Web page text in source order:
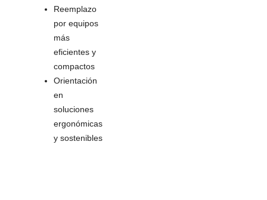
Reemplazo
por equipos
más
eficientes y
compactos
Orientación
en
soluciones
ergonómicas
y sostenibles